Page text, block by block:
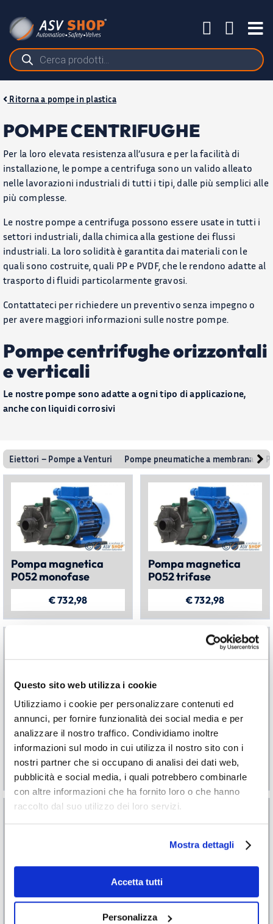
Questo sito web utilizza i cookie
Utilizziamo i cookie per personalizzare contenuti ed
annunci, per fornire funzionalità dei social media e per
analizzare il nostro traffico. Condividiamo inoltre
informazioni sul modo in cui utilizza il nostro sito con i
nostri partner che si occupano di analisi dei dati web,
pubblicità e social media, i quali potrebbero combinarle
con altre informazioni che ha fornito loro o che hanno
raccolto dal suo utilizzo dei loro servizi.
Mostra dettagli
Accetta tutti
Personalizza
contenuto
Ricerca
prodotti
PRODOTTI
APPLICAZIONI
BLOG
Chi Siamo
CONTATTACI
CATALOGO
Ritorna a pompe in plastica
POMPE CENTRIFUGHE
Per la loro elevata resistenza all’usura e per la facilità di
installazione, le pompe a centrifuga sono un valido alleato
nelle lavorazioni industriali di tutti i tipi, dalle più semplici alle
più complesse.
Le nostre pompe a centrifuga possono essere usate in tutti i
settori industriali, dalla chimica alla gestione dei flussi
industriali. La loro solidità è garantita dai materiali con le
quali sono costruite, quali PP e PVDF, che le rendono adatte al
trasporto di fluidi particolarmente gravosi.
Contattateci per richiedere un preventivo senza impegno o
per avere maggiori informazioni sulle nostre pompe.
Pompe centrifughe orizzontali
e verticali
Le nostre pompe sono adatte a ogni tipo di applicazione,
anche con liquidi corrosivi
Eiettori – Pompe a Venturi Pompe pneumatiche a membrana
Pompa magnetica
P052 monofase
€732,98
Pompa magnetica
P052 trifase
€732,98
Pompa magnetica
P0101, PP/EPDM, 0,25
kW
€1.057,05
Pompa magnetica
P0201, PP/EPDM, 0,55
kW
1.381,79